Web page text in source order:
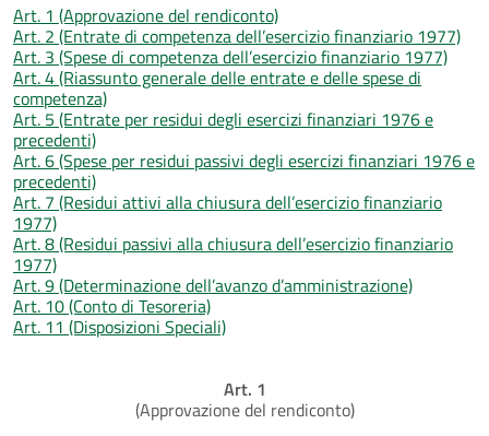
Art. 1 (Approvazione del rendiconto)
Art. 2 (Entrate di competenza dell’esercizio finanziario 1977)
Art. 3 (Spese di competenza dell’esercizio finanziario 1977)
Art. 4 (Riassunto generale delle entrate e delle spese di
competenza)
Art. 5 (Entrate per residui degli esercizi finanziari 1976 e
precedenti)
Art. 6 (Spese per residui passivi degli esercizi finanziari 1976 e
precedenti)
Art. 7 (Residui attivi alla chiusura dell’esercizio finanziario
1977)
Art. 8 (Residui passivi alla chiusura dell’esercizio finanziario
1977)
Art. 9 (Determinazione dell’avanzo d’amministrazione)
Art. 10 (Conto di Tesoreria)
Art. 11 (Disposizioni Speciali)
Art. 1
(Approvazione del rendiconto)